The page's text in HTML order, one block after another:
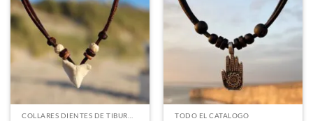
TODO EL CATALOGO